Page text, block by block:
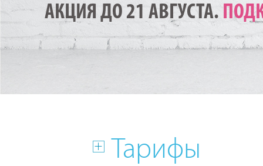
АКЦИЯ ДО 21 АВГУСТА.
Тарифы